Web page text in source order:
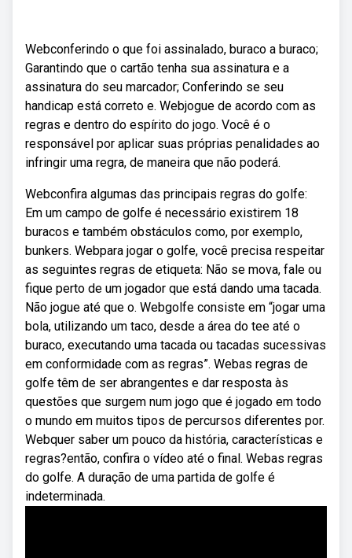
Webconferindo o que foi assinalado, buraco a buraco;
Garantindo que o cartão tenha sua assinatura e a
assinatura do seu marcador; Conferindo se seu
handicap está correto e. Webjogue de acordo com as
regras e dentro do espírito do jogo. Você é o
responsável por aplicar suas próprias penalidades ao
infringir uma regra, de maneira que não poderá.
Webconfira algumas das principais regras do golfe:
Em um campo de golfe é necessário existirem 18
buracos e também obstáculos como, por exemplo,
bunkers. Webpara jogar o golfe, você precisa respeitar
as seguintes regras de etiqueta: Não se mova, fale ou
fique perto de um jogador que está dando uma tacada.
Não jogue até que o. Webgolfe consiste em “jogar uma
bola, utilizando um taco, desde a área do tee até o
buraco, executando uma tacada ou tacadas sucessivas
em conformidade com as regras”. Webas regras de
golfe têm de ser abrangentes e dar resposta às
questões que surgem num jogo que é jogado em todo
o mundo em muitos tipos de percursos diferentes por.
Webquer saber um pouco da história, características e
regras?então, confira o vídeo até o final. Webas regras
do golfe. A duração de uma partida de golfe é
indeterminada.